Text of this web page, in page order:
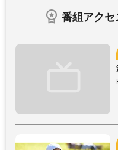
番組アクセ